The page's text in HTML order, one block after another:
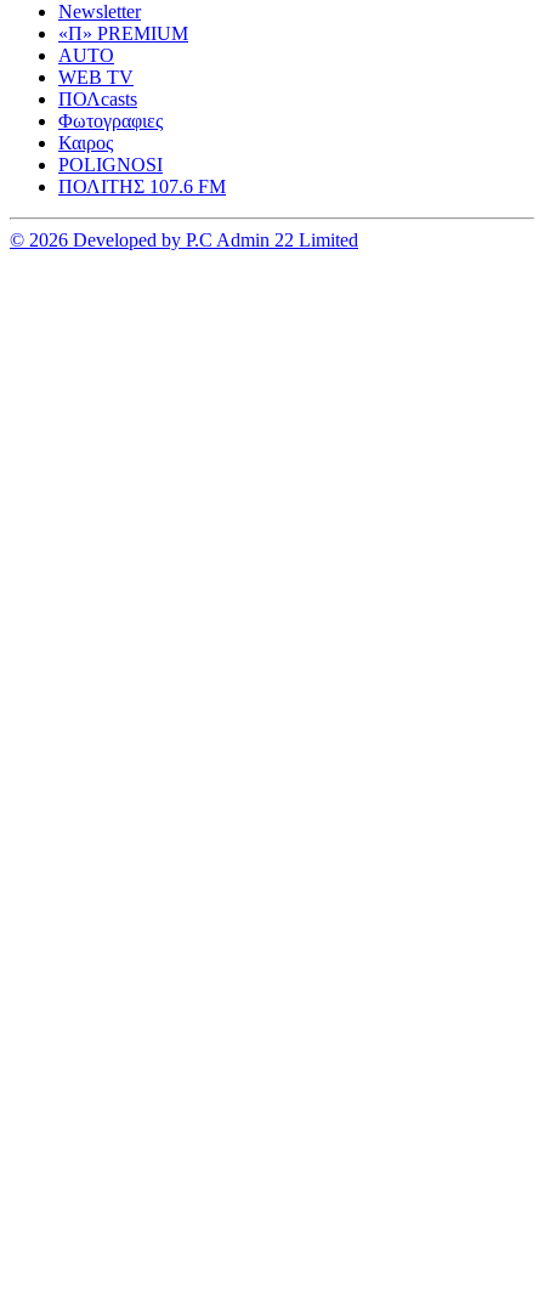
Newsletter
«Π» PREMIUM
AUTO
WEB TV
ΠΟΛcasts
Φωτογραφιες
Καιρος
POLIGNOSI
ΠΟΛΙΤΗΣ 107.6 FM
© 2026 Developed by P.C Admin 22 Limited